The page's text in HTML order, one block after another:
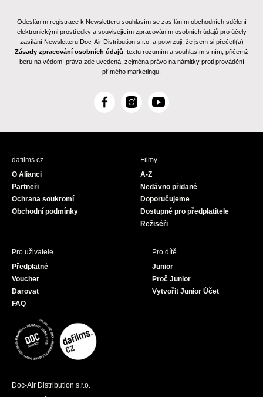
Odesláním registrace k Newsletteru souhlasím se zasíláním obchodních sdělení
elektronickými prostředky a souvisejícím zpracováním osobních údajů pro účely
zasílání Newsletteru Doc-Air Distribution s.r.o. a potvrzuji, že jsem si přečetl(a)
Zásady zpracování osobních údajů , textu rozumím a souhlasím s ním, přičemž
beru na vědomí práva zde uvedená, zejména právo na námitky proti provádění
přímého marketingu.
F
c
I
s
Y
u
dafilms.cz
O Alianci
Partneři
Ochrana soukromí
Obchodní podmínky
Filmy
A-Z
Nedávno přidané
Doporučujeme
Dostupné pro předplatitele
Režiséři
Pro uživatele
Předplatné
Voucher
Darovat
FAQ
Pro dítě
Junior
Proč Junior
Vytvořit Junior Účet
Doc-Air Distribution s.r.o.